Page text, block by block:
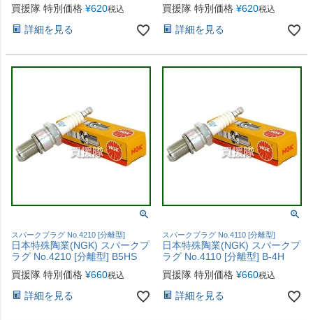
買援隊 特別価格 ¥620税込
詳細を見る
買援隊 特別価格 ¥620税込
詳細を見る
スパークプラグ No.4210 [分離型]
日本特殊陶業(NGK) スパークプ
ラグ No.4210 [分離型] B5HS
買援隊 特別価格 ¥660税込
詳細を見る
スパークプラグ No.4110 [分離型]
日本特殊陶業(NGK) スパークプ
ラグ No.4110 [分離型] B-4H
買援隊 特別価格 ¥660税込
詳細を見る